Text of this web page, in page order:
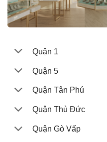
Quận 1
Quận 5
Quận Tân Phú
Quận Thủ Đức
Quận Gò Vấp